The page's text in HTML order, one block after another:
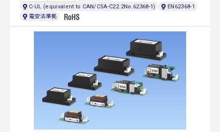
C-UL (equivalent to CAN/CSA-C22.2No.62368-1)
EN62368-1
電安法準拠